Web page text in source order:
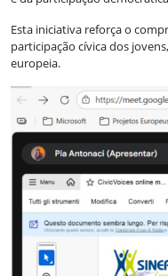
Esta iniciativa reforça o
participação cívica dos
europeia.